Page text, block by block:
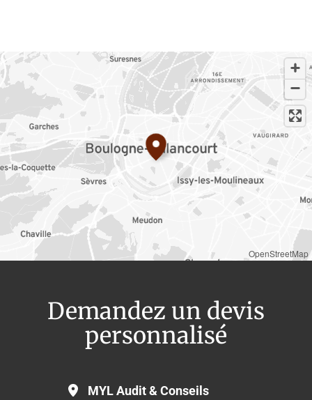
OpenStreetMap
Demandez un devis
personnalisé
MYL Audit & Conseils